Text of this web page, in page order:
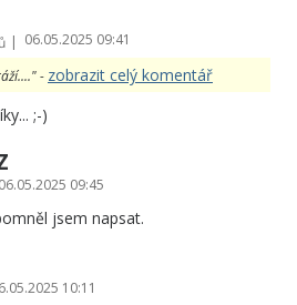
| 06.05.2025 09:41
- zobrazit celý komentář
;-)
06.05.2025 09:45
jsem napsat.
10:11